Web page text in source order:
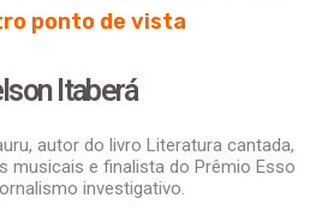
ponto de vista
Itaberá
autor do livro Literatura cantada,
musicais e finalista do Prêmio Esso
investigativo.